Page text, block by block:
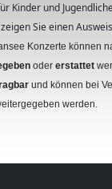
Kinder und
Sie einen
Konzerte können
oder erstattet
und können bei
werden.